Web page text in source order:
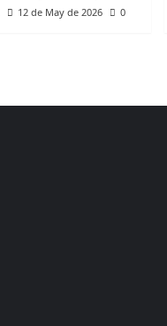
12 de May de 2026 0